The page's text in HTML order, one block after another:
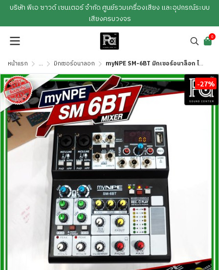
บริษัท พีเอ ซาวด์ เซนเตอร์ จำกัด ศูนย์รวมเครื่องเสียง และอุปกรณ์ระบบ
เสียงครบวงจร
0
หน้าแรก ... มิกเซอร์อนาลอก myNPE SM-6BT มิกเซอร์อนาล็อก ไมค์ 2 ช่อง มีออดิโออินเตอร์เฟส มี Hi-Z กีตาร์ไฟฟ้า
-27%